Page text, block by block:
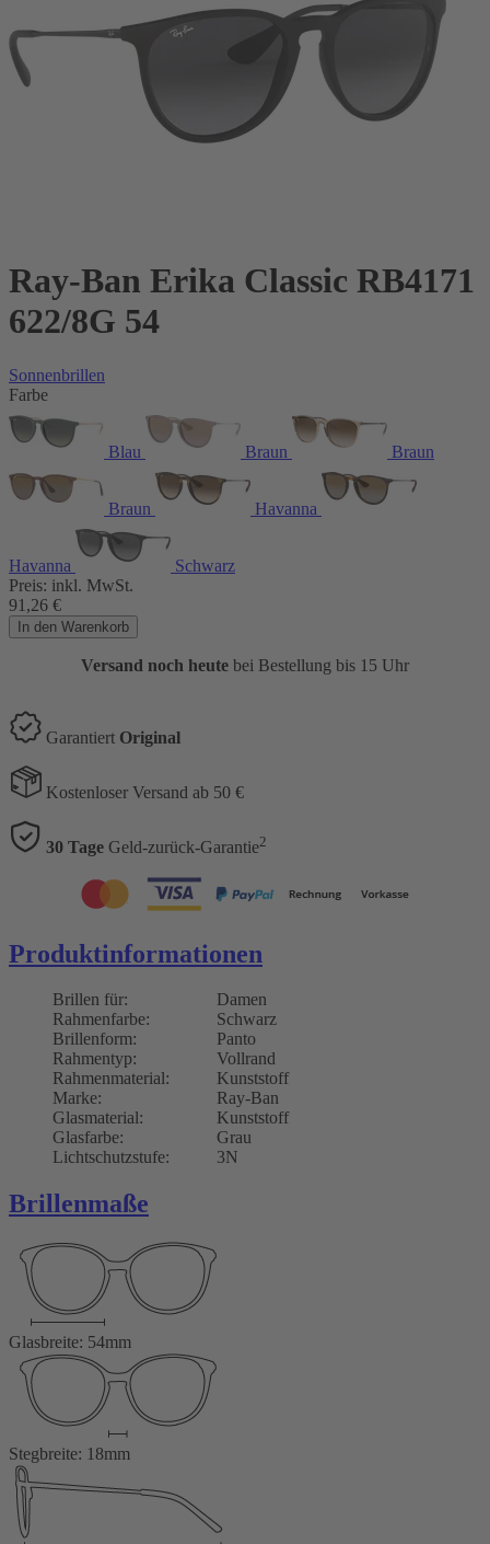
Ray-Ban Erika Classic RB4171
622/8G 54
Sonnenbrillen
Farbe
Blau Braun Braun
Braun Havanna
Havanna
Schwarz
Preis: inkl. MwSt.
91,26 €
In den Warenkorb
Versand noch heute bei Bestellung bis 15 Uhr
Garantiert Original
Kostenloser Versand ab 50 €
30 Tage Geld-zurück-Garantie2
Produktinformationen
Brillen für:
Damen
Rahmenfarbe:
Schwarz
Brillenform:
Panto
Rahmentyp:
Vollrand
Rahmenmaterial:
Kunststoff
Marke:
Ray-Ban
Glasmaterial:
Kunststoff
Glasfarbe:
Grau
Lichtschutzstufe:
3N
Brillenmaße
Glasbreite: 54mm
Stegbreite: 18mm